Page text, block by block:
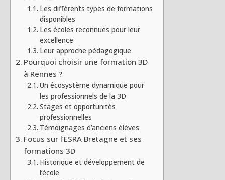
Les différents types de formations
disponibles
Les écoles reconnues pour leur
excellence
Leur approche pédagogique
Pourquoi choisir une formation 3D
à Rennes ?
Un écosystème dynamique pour
les professionnels de la 3D
Stages et opportunités
professionnelles
Témoignages d’anciens élèves
Focus sur l’ESRA Bretagne et ses
formations 3D
Historique et développement de
l’école